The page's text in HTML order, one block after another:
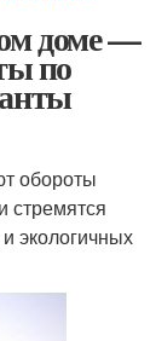
доме —
по
обороты
стремятся
экологичных